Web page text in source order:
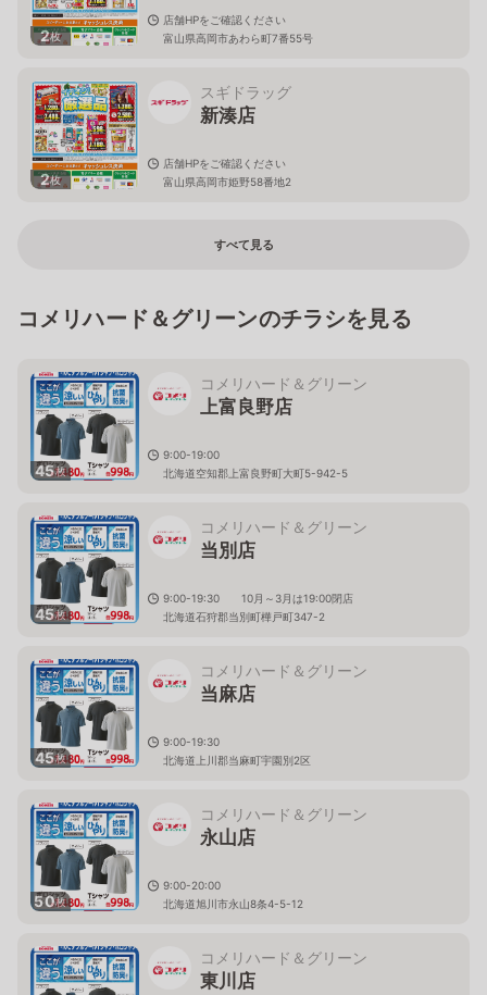
2枚
店舗HPをご確認ください
富山県高岡市あわら町7番55号
2枚
スギドラッグ
新湊店
店舗HPをご確認ください
富山県高岡市姫野58番地2
すべて見る
コメリハード＆グリーンのチラシを見る
45枚
コメリハード＆グリーン
上富良野店
9:00-19:00
北海道空知郡上富良野町大町5-942-5
45枚
コメリハード＆グリーン
当別店
9:00-19:30 10月～3月は19:00閉店
北海道石狩郡当別町樺戸町347-2
45枚
コメリハード＆グリーン
当麻店
9:00-19:30
北海道上川郡当麻町宇園別2区
50枚
コメリハード＆グリーン
永山店
9:00-20:00
北海道旭川市永山8条4-5-12
コメリハード＆グリーン
東川店